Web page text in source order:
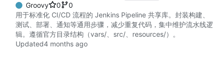
Groovy 0
0
用于标准化 CI/CD 流程的 Jenkins Pipeline 共享库。封装构建、
测试、部署、通知等通用步骤，减少重复代码，集中维护流水线逻
辑。遵循官方目录结构（vars/、src/、resources/）。
Updated